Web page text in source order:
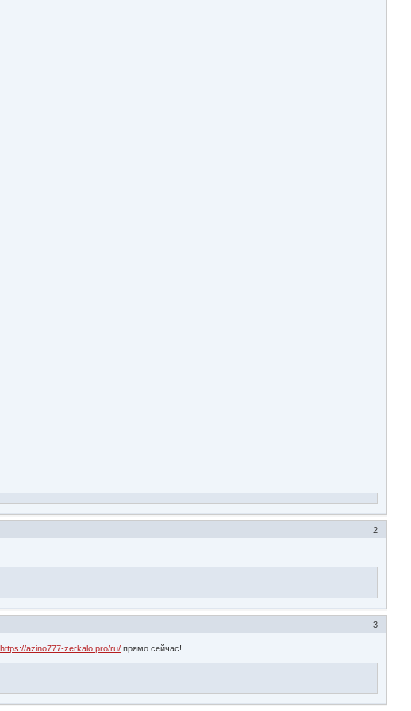
2
3
https://azino777-zerkalo.pro/ru/ прямо сейчас!